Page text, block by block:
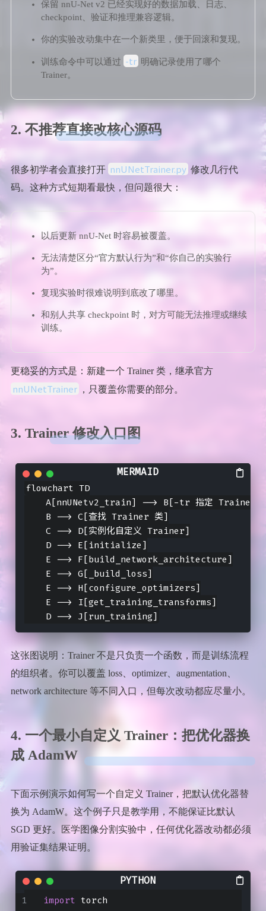
保留 nnU-Net v2 已经实现好的数据加载、日志、
checkpoint、验证和推理兼容逻辑。
你的实验改动集中在一个新类里，便于回滚和复现。
训练命令中可以通过 -tr 明确记录使用了哪个
Trainer。
2. 不推荐直接改核心源码
很多初学者会直接打开 nnUNetTrainer.py 修改几行代
码。这种方式短期看最快，但问题很大：
以后更新 nnU-Net 时容易被覆盖。
无法清楚区分“官方默认行为”和“你自己的实验行
为”。
复现实验时很难说明到底改了哪里。
和别人共享 checkpoint 时，对方可能无法推理或继续
训练。
更稳妥的方式是：新建一个 Trainer 类，继承官方
nnUNetTrainer ，只覆盖你需要的部分。
3. Trainer 修改入口图
flowchart TD
A[nnUNetv2_train] --> B[-tr 指定 Trainer
    B --> C[查找 Trainer 类]
    C --> D[实例化自定义 Trainer]
    D --> E[initialize]
    E --> F[build_network_architecture]
    E --> G[_build_loss]
    E --> H[configure_optimizers]
    E --> I[get_training_transforms]
这张图说明：Trainer 不是只负责一个函数，而是训练流程
的组织者。你可以覆盖 loss、optimizer、augmentation、
network architecture 等不同入口，但每次改动都应尽量小。
4. 一个最小自定义 Trainer：把优化器换
成 AdamW
下面示例演示如何写一个自定义 Trainer，把默认优化器替
换为 AdamW。这个例子只是教学用，不能保证比默认
SGD 更好。医学图像分割实验中，任何优化器改动都必须
用验证集结果证明。
import torch